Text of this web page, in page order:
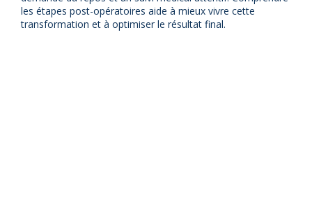
les étapes post-opératoires aide à mieux vivre cette
transformation et à optimiser le résultat final.